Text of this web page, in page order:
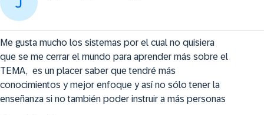
Me gusta mucho los sistemas por el cual no quisiera
que se me cerrar el mundo para aprender más sobre el
TEMA,  es un placer saber que tendré más
conocimientos y mejor enfoque y así no sólo tener la
enseñanza si no también poder instruir a más personas